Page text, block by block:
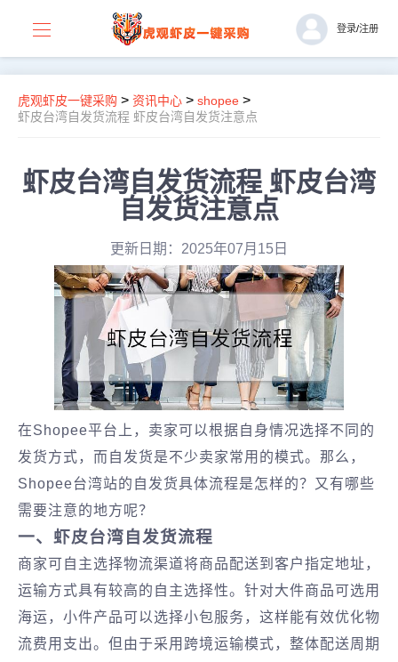
登录/注册
虎观虾皮一键采购 > 资讯中心 > shopee >
虾皮台湾自发货流程 虾皮台湾自发货注意点
虾皮台湾自发货流程 虾皮台湾
自发货注意点
更新日期：2025年07月15日
在Shopee平台上，卖家可以根据自身情况选择不同的
发货方式，而自发货是不少卖家常用的模式。那么，
Shopee台湾站的自发货具体流程是怎样的？又有哪些
需要注意的地方呢？
一、虾皮台湾自发货流程
商家可自主选择物流渠道将商品配送到客户指定地址，
运输方式具有较高的自主选择性。针对大件商品可选用
海运，小件产品可以选择小包服务，这样能有效优化物
流费用支出。但由于采用跨境运输模式，整体配送周期